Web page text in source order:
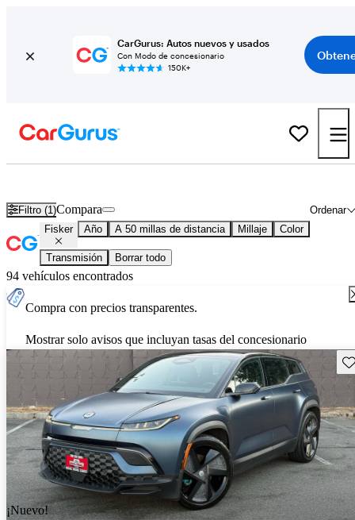
CarGurus: Autos nuevos y usados
Con Modo de concesionario
150K+
Filtro (1) Ordenar
Compara
Fisker Año A 50 millas de distancia Millaje Color
Transmisión Borrar todo
94 vehículos encontrados
Compra con precios transparentes.
Mostrar solo avisos que incluyan tasas del concesionario
¡Nuevo!